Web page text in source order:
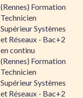
(Rennes) Formation
Technicien
Supérieur Systèmes
et Réseaux - Bac+2
en continu
(Rennes) Formation
Technicien
Supérieur Systèmes
et Réseaux - Bac+2